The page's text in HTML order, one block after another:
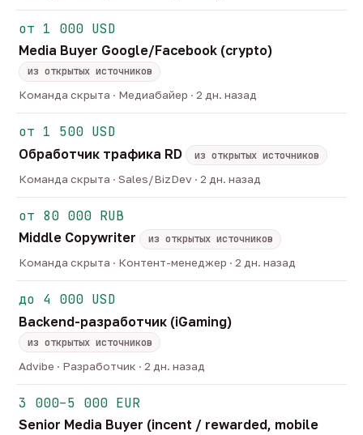
от 1 000 USD
Media Buyer Google/Facebook (crypto)
из открытых источников
Команда скрыта · Медиабайер · 2 дн. назад
от 1 500 USD
Обработчик трафика RD
из открытых источников
Команда скрыта · Sales/BizDev · 2 дн. назад
от 80 000 RUB
Middle Copywriter
из открытых источников
Команда скрыта · Контент-менеджер · 2 дн. назад
до 4 000 USD
Backend-разработчик (iGaming)
из открытых источников
Advibe · Разработчик · 2 дн. назад
3 000–5 000 EUR
Senior Media Buyer (incent / rewarded, mobile